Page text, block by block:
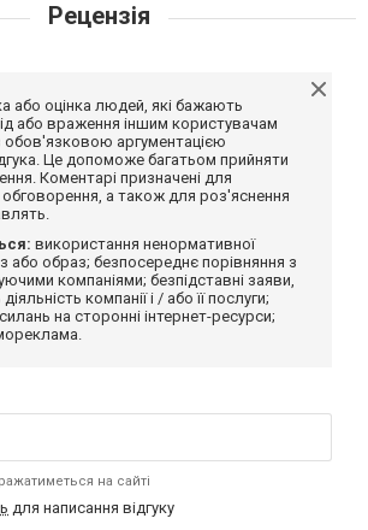
Рецензія
або оцінка людей, які бажають
або враження іншим користувачам
обов'язковою аргументацією
Це допоможе багатьом прийняти
Коментарі призначені для
обговорення, а також для роз'яснення
використання ненормативної
або образ; безпосереднє порівняння з
компаніями; безпідставні заяви,
компанії і / або її послуги;
на сторонні інтернет-ресурси;
на сайті
для написання відгуку